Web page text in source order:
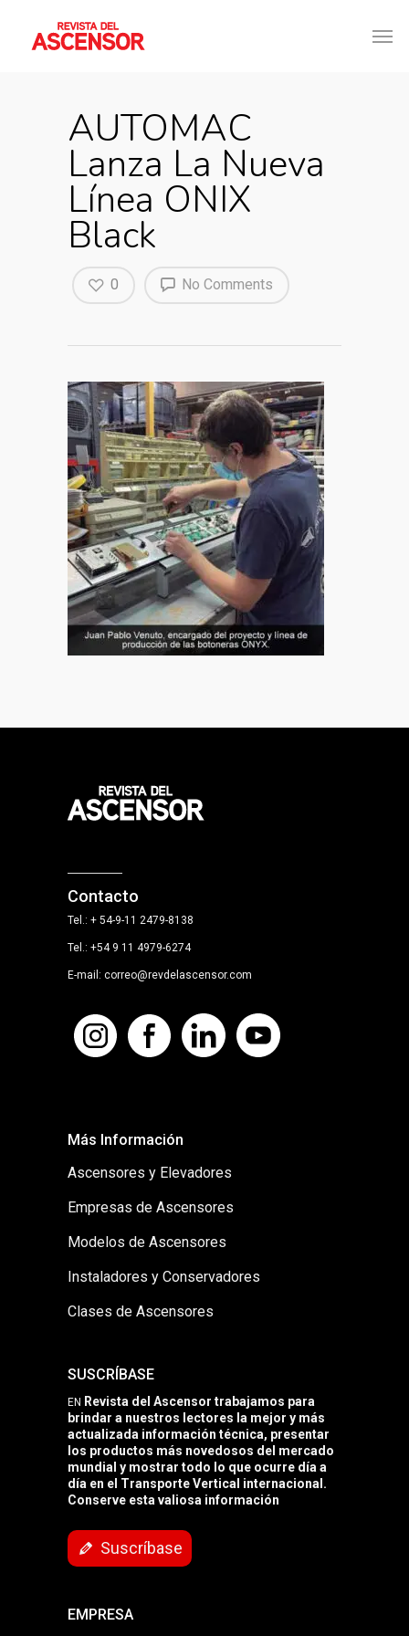
AUTOMAC
Lanza La Nueva
Línea ONIX
Black
No Comments
0
Contacto
Tel.: + 54-9-11 2479-8138
Tel.: +54 9 11 4979-6274
E-mail: correo@revdelascensor.com
Más Información
Ascensores y Elevadores
Empresas de Ascensores
Modelos de Ascensores
Instaladores y Conservadores
Clases de Ascensores
SUSCRÍBASE
EN Revista del Ascensor trabajamos para
brindar a nuestros lectores la mejor y más
actualizada información técnica, presentar
los productos más novedosos del mercado
mundial y mostrar todo lo que ocurre día a
día en el Transporte Vertical internacional.
Conserve esta valiosa información
Suscríbase
EMPRESA